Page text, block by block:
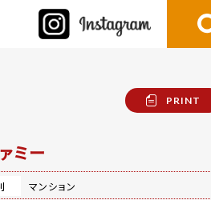
PRINT
ミー
マンション